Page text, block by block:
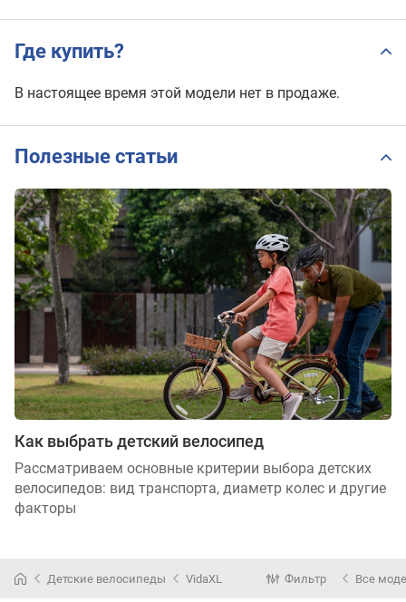
Где купить?
В настоящее время этой модели нет в продаже.
Полезные статьи
Как выбрать детский велосипед
Рассматриваем основные критерии выбора детских
велосипедов: вид транспорта, диаметр колес и другие
факторы
Детские велосипеды VidaXL Фильтр Все